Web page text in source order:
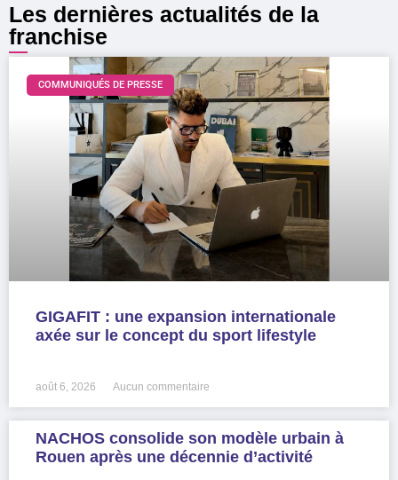
Les dernières actualités de la
franchise
COMMUNIQUÉS DE PRESSE
GIGAFIT : une expansion internationale
axée sur le concept du sport lifestyle
août 6, 2026 Aucun commentaire
NACHOS consolide son modèle urbain à
Rouen après une décennie d’activité